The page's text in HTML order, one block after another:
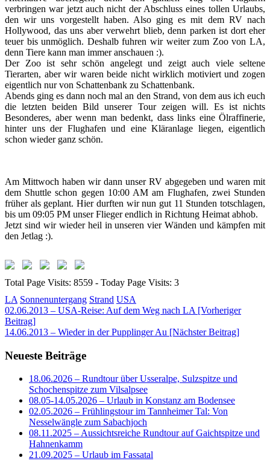
verbringen war jetzt auch nicht der Abschluss eines tollen Urlaubs,
den wir uns vorgestellt haben. Also ging es mit dem RV nach
Hollywood, das uns aber verwehrt blieb, denn parken ist dort eher
teuer bis unmöglich. Deshalb fuhren wir weiter zum Zoo von LA,
denn Tiere kann man immer anschauen :).
Der Zoo ist sehr schön angelegt und zeigt auch viele seltene
Tierarten, aber wir waren beide nicht wirklich motiviert und zogen
eigentlich nur von Schattenbank zu Schattenbank.
Abends ging es dann noch mal an den Strand, von dem aus ich euch
die letzten beiden Bild unserer Tour zeigen will. Es ist nichts
Besonderes, aber wenn man bedenkt, dass links eine Ölraffinerie,
hinter uns der Flughafen und eine Kläranlage liegen, eigentlich
schon wieder ganz schön.
Am Mittwoch haben wir dann unser RV abgegeben und waren mit
dem Shuttle schon gegen 10:00 AM am Flughafen, zwei Stunden
früher als geplant. Hier durften wir nun gut 11 Stunden totschlagen,
bis um 09:05 PM unser Flieger endlich in Richtung Heimat abhob.
Jetzt sind wir wieder heil in unseren vier Wänden und kämpfen mit
den Jetlag :).
Total Page Visits: 8559 - Today Page Visits: 3
LA Sonnenuntergang Strand USA
Beitragsnavigation
02.06.2013 – USA-Reise: Auf dem Weg nach LA [Vorheriger
Beitrag]
14.06.2013 – Wieder in der Pupplinger Au [Nächster Beitrag]
Neueste Beiträge
18.06.2026 – Rundtour über Usseralpe, Sulzspitze und
Schochenspitze zum Vilsalpsee
08.05-14.05.2026 – Urlaub in Konstanz am Bodensee
02.05.2026 – Frühlingstour im Tannheimer Tal: Von
Nesselwängle zum Sabachjoch
08.11.2025 – Aussichtsreiche Rundtour auf Gaichtspitze und
Hahnenkamm
21.09.2025 – Urlaub im Fassatal